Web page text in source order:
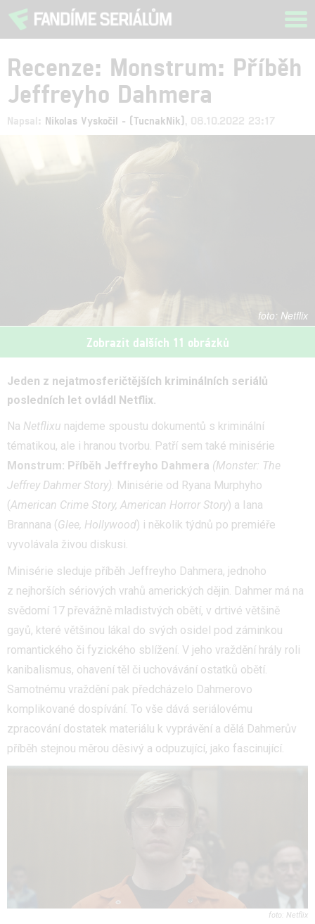
Recenze: Monstrum: Příběh
Jeffreyho Dahmera
Napsal: Nikolas Vyskočil - (TucnakNik) , 08.10.2022 23:17
Netflix
Zobrazit dalších 11 obrázků
Jeden z nejatmosferičtějších kriminálních seriálů
posledních let ovládl Netflix.
Na Netflixu najdeme spoustu dokumentů s kriminální
tématikou, ale i hranou tvorbu. Patří sem také minisérie
Monstrum: Příběh Jeffreyho Dahmera (Monster: The
Jeffrey Dahmer Story). Minisérie od Ryana Murphyho
(American Crime Story, American Horror Story) a Iana
Brannana (Glee, Hollywood) i několik týdnů po premiéře
vyvolávala živou diskusi.
Minisérie sleduje příběh Jeffreyho Dahmera, jednoho
z nejhorších sériových vrahů amerických dějin. Dahmer má na
svědomí 17 převážně mladistvých obětí, v drtivé většině
gayů, které většinou lákal do svých osidel pod záminkou
romantického či fyzického sblížení. V jeho vraždění hrály roli
kanibalismus, ohavení těl či uchovávání ostatků obětí.
Samotnému vraždění pak předcházelo Dahmerovo
komplikované dospívání. To vše dává seriálovému
zpracování dostatek materiálu k vyprávění a dělá Dahmerův
příběh stejnou měrou děsivý a odpuzující, jako fascinující.
Netflix